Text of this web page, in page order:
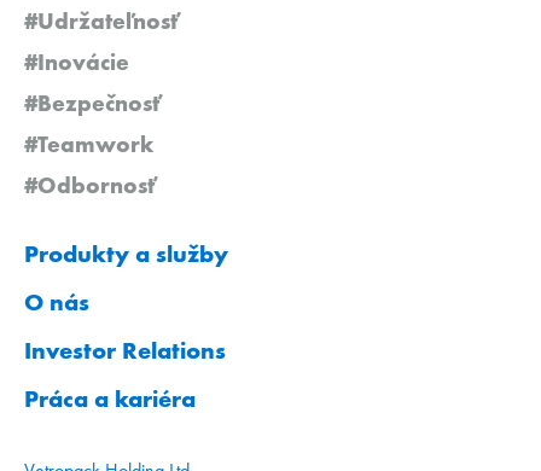
#Udržateľnosť
#Inovácie
#Bezpečnosť
#Teamwork
#Odbornosť
Produkty a služby
O nás
Investor Relations
Práca a kariéra